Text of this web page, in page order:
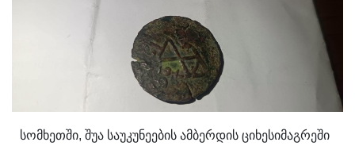
სომხეთში, შუა საუკუნეების ამბერდის ციხესიმაგრეში